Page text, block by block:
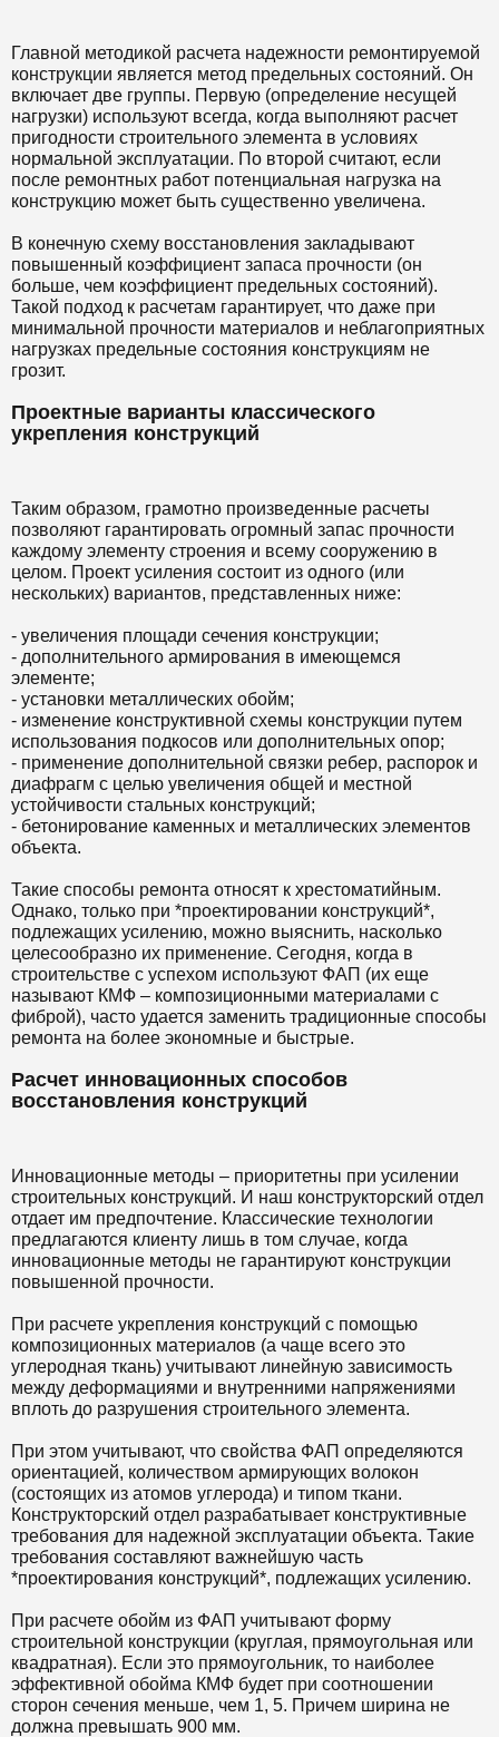
Главной методикой расчета надежности ремонтируемой
конструкции является метод предельных состояний. Он
включает две группы. Первую (определение несущей
нагрузки) используют всегда, когда выполняют расчет
пригодности строительного элемента в условиях
нормальной эксплуатации. По второй считают, если
после ремонтных работ потенциальная нагрузка на
конструкцию может быть существенно увеличена.
В конечную схему восстановления закладывают
повышенный коэффициент запаса прочности (он
больше, чем коэффициент предельных состояний).
Такой подход к расчетам гарантирует, что даже при
минимальной прочности материалов и неблагоприятных
нагрузках предельные состояния конструкциям не
грозит.
Проектные варианты классического
укрепления конструкций
Таким образом, грамотно произведенные расчеты
позволяют гарантировать огромный запас прочности
каждому элементу строения и всему сооружению в
целом. Проект усиления состоит из одного (или
нескольких) вариантов, представленных ниже:
- увеличения площади сечения конструкции;
- дополнительного армирования в имеющемся
элементе;
- установки металлических обойм;
- изменение конструктивной схемы конструкции путем
использования подкосов или дополнительных опор;
- применение дополнительной связки ребер, распорок и
диафрагм с целью увеличения общей и местной
устойчивости стальных конструкций;
- бетонирование каменных и металлических элементов
объекта.
Такие способы ремонта относят к хрестоматийным.
Однако, только при *проектировании конструкций*,
подлежащих усилению, можно выяснить, насколько
целесообразно их применение. Сегодня, когда в
строительстве с успехом используют ФАП (их еще
называют КМФ – композиционными материалами с
фиброй), часто удается заменить традиционные способы
ремонта на более экономные и быстрые.
Расчет инновационных способов
восстановления конструкций
Инновационные методы – приоритетны при усилении
строительных конструкций. И наш конструкторский отдел
отдает им предпочтение. Классические технологии
предлагаются клиенту лишь в том случае, когда
инновационные методы не гарантируют конструкции
повышенной прочности.
При расчете укрепления конструкций с помощью
композиционных материалов (а чаще всего это
углеродная ткань) учитывают линейную зависимость
между деформациями и внутренними напряжениями
вплоть до разрушения строительного элемента.
При этом учитывают, что свойства ФАП определяются
ориентацией, количеством армирующих волокон
(состоящих из атомов углерода) и типом ткани.
Конструкторский отдел разрабатывает конструктивные
требования для надежной эксплуатации объекта. Такие
требования составляют важнейшую часть
*проектирования конструкций*, подлежащих усилению.
При расчете обойм из ФАП учитывают форму
строительной конструкции (круглая, прямоугольная или
квадратная). Если это прямоугольник, то наиболее
эффективной обойма КМФ будет при соотношении
сторон сечения меньше, чем 1, 5. Причем ширина не
должна превышать 900 мм.